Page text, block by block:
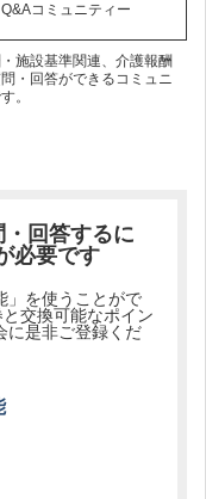
Q&Aコミュニティー
施設基準関連、介護報酬
・回答ができるコミュニ
。
回答するに
必要です
」を使うことがで
交換可能なポイン
に是非ご登録くだ